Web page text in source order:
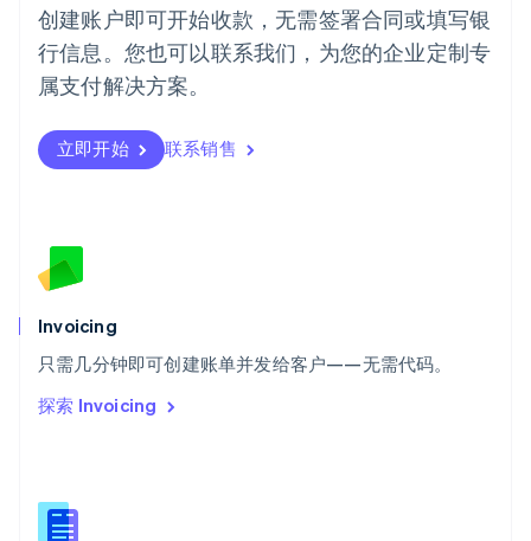
创建账户即可开始收款，无需签署合同或填写银
行信息。您也可以联系我们，为您的企业定制专
属支付解决方案。
立即开始 联系销售
Invoicing
只需几分钟即可创建账单并发给客户——无需代码。
探索 Invoicing
日本
日本語 English
瑞典
SvenskaEnglish
Deutsch FrançaisItaliano English
塞浦路斯
English
ไทยEnglish
希腊
English
西班牙
新西兰
English